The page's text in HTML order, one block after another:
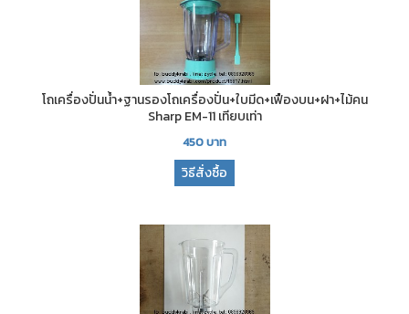
โถเครื่องปั่นน้ำ+ฐานรองโถเครื่องปั่น+ใบมีด+เฟืองบน+ฝา+ไม้คน
Sharp EM-11 เทียบเท่า
450บาท
วิธีสั่งซื้อ